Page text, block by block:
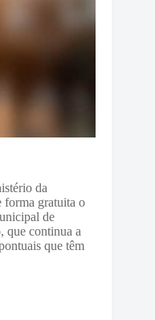
da
forma gratuita o
de
que continua a
que têm